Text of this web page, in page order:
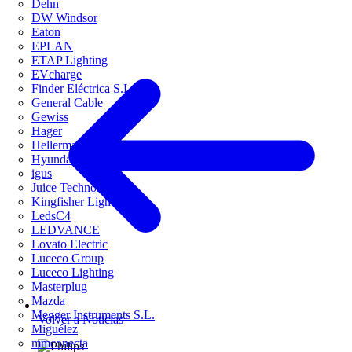
Dehn
DW Windsor
Eaton
EPLAN
ETAP Lighting
EVcharge
Finder Eléctrica S.L.U
General Cable
Gewiss
Hager
HellermannTyton
Hyundai Electric
igus
Juice Technology
Kingfisher Lighting
LedsC4
LEDVANCE
Lovato Electric
Luceco Group
Luceco Lighting
Masterplug
Mazda
Megger Instruments S.L.
Miguélez
mmconecta
Volver a Noticias